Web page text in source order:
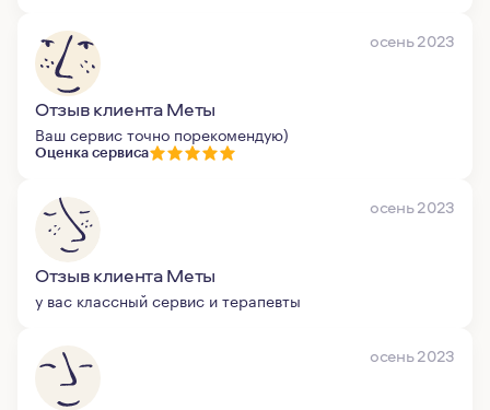
осень 2023
Отзыв клиента Меты
Ваш сервис точно порекомендую)
Оценка сервиса
осень 2023
Отзыв клиента Меты
у вас классный сервис и терапевты
осень 2023